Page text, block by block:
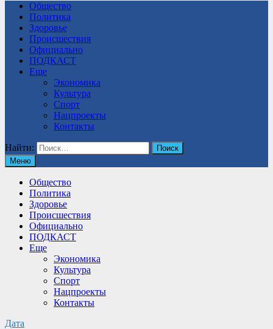
Общество
Политика
Здоровье
Происшествия
Официально
ПОДКАСТ
Еще
Экономика
Культура
Спорт
Нацпроекты
Контакты
Найти:
Меню
Общество
Политика
Здоровье
Происшествия
Официально
ПОДКАСТ
Еще
Экономика
Культура
Спорт
Нацпроекты
Контакты
Дата